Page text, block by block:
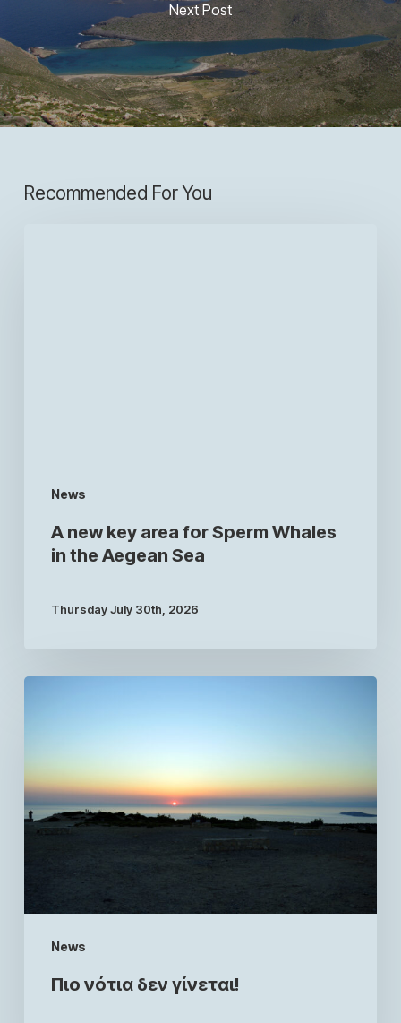
Next Post
Recommended For You
News
A new key area for Sperm Whales
in the Aegean Sea
Thursday July 30th, 2026
News
Πιο νότια δεν γίνεται!